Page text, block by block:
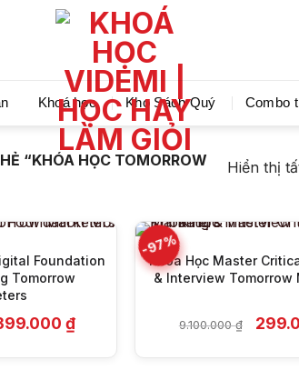
Videmi giúp bạn học tiết kiệm và tiến bộ hơn
Khoá học Kho Sách Quý Combo
“KHÓA HỌC TOMORROW
Hiển thị
Foundation
Tomorrow
₫Giá
hiện
-97%
Khóa Học Master
& Interview Tomorrow
9.100.000₫ Giá